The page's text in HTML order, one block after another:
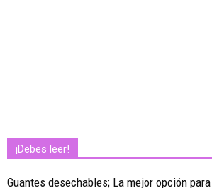
¡Debes leer!
Guantes desechables; La mejor opción